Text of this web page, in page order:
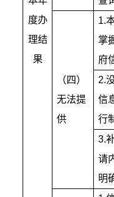
度办
理结
果
（四）
无法提
供
1.
掌
府
2.
信
行
3.
请
明